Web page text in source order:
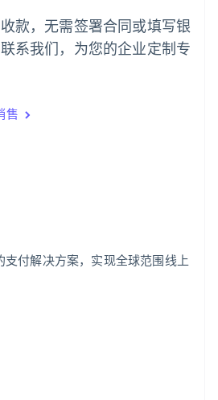
款，无需签署合同或填写银
系我们，为您的企业定制专
售
付解决方案，实现全球范围线上